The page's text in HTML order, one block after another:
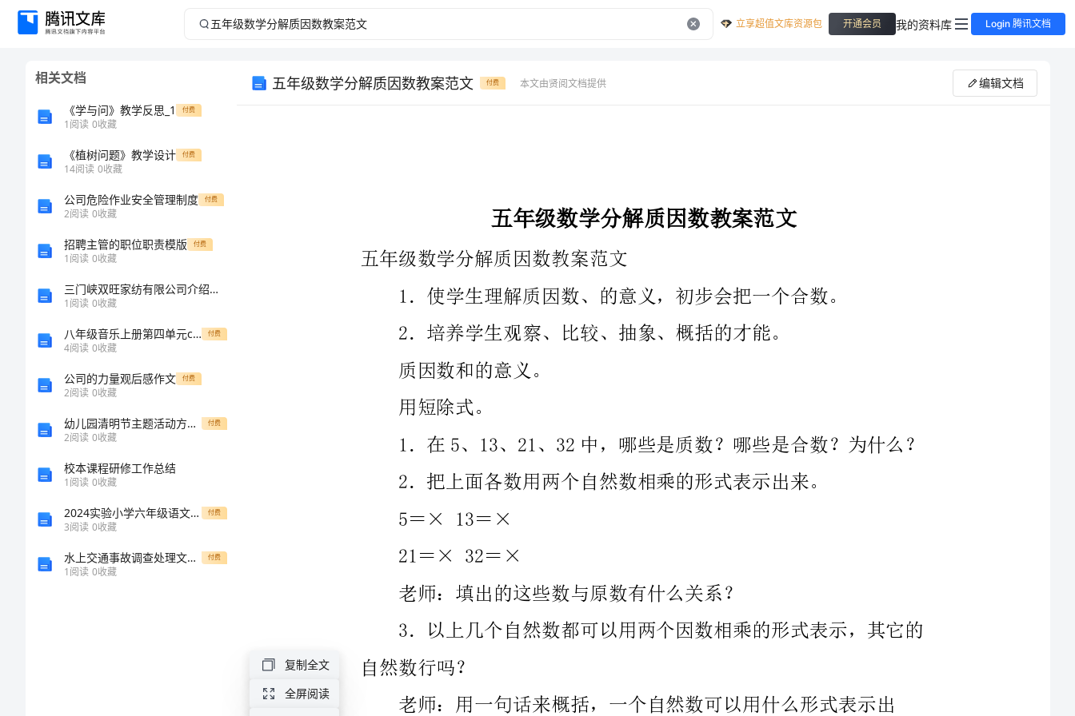
五
立享超值文库资源包 开通会员 我的资料库 Login 腾讯文档
相关文档
《学与问》教学反思_1 付费
1阅读 0收藏
《植树问题》教学设计 付费
14阅读 0收藏
公司危险作业安全管理制度 付费
2阅读 0收藏
招聘主管的职位职责模版 付费
1阅读 0收藏
三门峡双旺家纺有限公司介绍企业发展分析报告
1阅读 0收藏
八年级音乐上册第四单元c小调“革命”练习曲教案1湘艺版 付费
4阅读 0收藏
公司的力量观后感作文 付费
2阅读 0收藏
幼儿园清明节主题活动方案【新版多篇】 付费
2阅读 0收藏
校本课程研修工作总结
1阅读 0收藏
2024实验小学六年级语文【下册】过关检测试题C卷 附答案 付费
3阅读 0收藏
水上交通事故调查处理文书标准格式 付费
1阅读 0收藏
五年级数学分解质因数教案范文 付费 本文由贤阅文档提供 编辑文档
1．假如我们做一个规定，“1除外”（板书于因数外），也就
老师：在因数不用1的`前提下，什么数仍能用两个因数相乘的
1．使学生理解质因数、的意义，初步会把一个合数。
2．培养学生观察、比较、抽象、概括的才能。
质因数和的意义。
3．以上几个自然数都可以用两个因数相乘的形式表示，其它的
复制全文
全屏阅读